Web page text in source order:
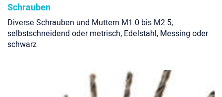
Schrauben
Diverse Schrauben und Muttern M1.0 bis M2.5;
selbstschneidend oder metrisch; Edelstahl, Messing oder
schwarz